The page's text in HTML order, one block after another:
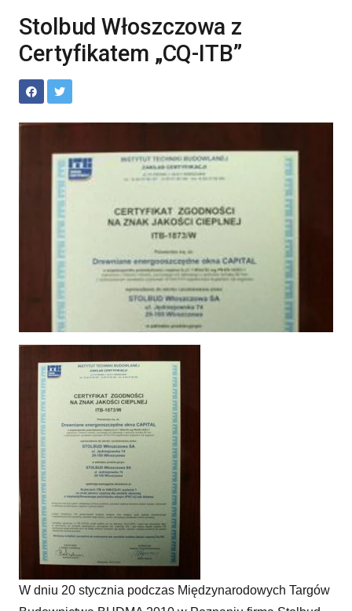
Stolbud Włoszczowa z
Certyfikatem „CQ-ITB”
Stolbud Włoszczowa z Certyfikatem „CQ-ITB”
W dniu 20 stycznia podczas Międzynarodowych Targów